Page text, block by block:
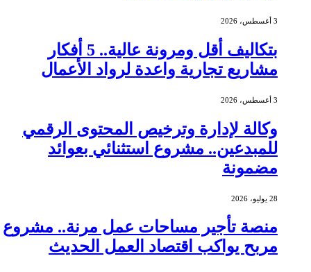
3 أغسطس، 2026
بتكاليف أقل ومرونة عالية.. 5 أفكار
مشاريع تجارية واعدة لرواد الأعمال
3 أغسطس، 2026
وكالة لإدارة وترخيص المحتوى الرقمي
للمبدعين.. مشروع استثنائي بعوائد
مضمونة
28 يوليو، 2026
منصة تأجير مساحات عمل مرنة.. مشروع
مربح يواكب اقتصاد العمل الحديث